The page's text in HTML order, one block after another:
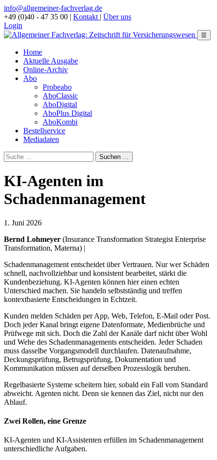
info@allgemeiner-fachverlag.de
+49 (0)40 - 47 35 00 | Kontakt | Über uns
Login
☰
Home
Aktuelle Ausgabe
Online-Archiv
Abo
Probeabo
AboClassic
AboDigital
AboPlus Digital
AboKombi
Bestellservice
Mediadaten
KI-Agenten im
Schadenmanagement
1. Juni 2026
Bernd Lohmeyer (Insurance Transformation Strategist Enterprise
Transformation, Materna) |
Schadenmanagement entscheidet über Vertrauen. Nur wer Schäden
schnell, nachvollziehbar und konsistent bearbeitet, stärkt die
Kundenbeziehung. KI-Agenten können hier einen echten
Unterschied machen. Sie handeln selbstständig und treffen
kontextbasierte Entscheidungen in Echtzeit.
Kunden melden Schäden per App, Web, Telefon, E-Mail oder Post.
Doch jeder Kanal bringt eigene Datenformate, Medienbrüche und
Prüfwege mit sich. Doch die Zahl der Kanäle darf nicht über Wohl
und Wehe des Schadenmanagements entscheiden. Jeder Schaden
muss dasselbe Vorgangsmodell durchlaufen. Datenaufnahme,
Deckungsprüfung, Betrugsprüfung, Dokumentation und
Kommunikation müssen auf derselben Prozesslogik beruhen.
Regelbasierte Systeme scheitern hier, sobald ein Fall vom Standard
abweicht. Agenten nicht. Denn sie kennen das Ziel, nicht nur den
Ablauf.
Zwei Rollen, eine Grenze
KI-Agenten und KI-Assistenten erfüllen im Schadenmanagement
unterschiedliche Aufgaben.